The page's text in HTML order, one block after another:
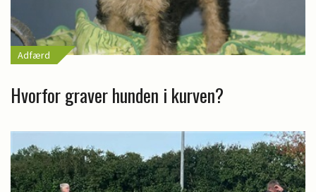
Adfærd
Hvorfor graver hunden i kurven?